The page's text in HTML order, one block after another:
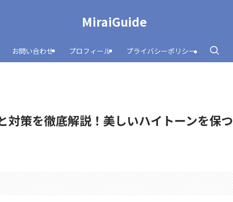
MiraiGuide
お問い合わせ プロフィール プライバシーポリシー
対策を徹底解説！美しいハイトーンを保つ